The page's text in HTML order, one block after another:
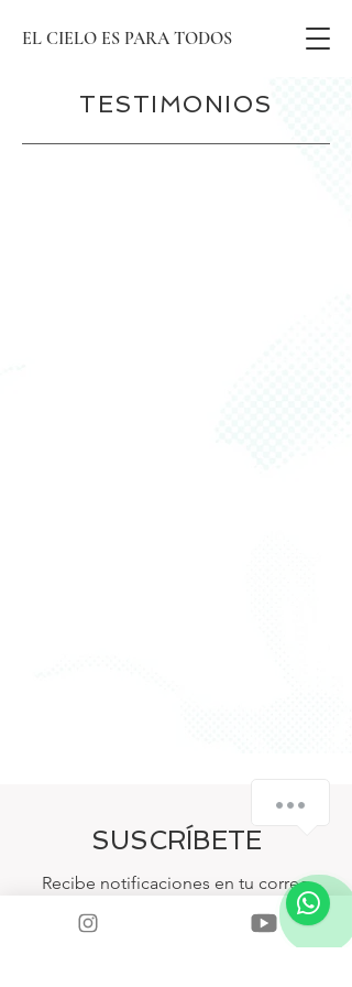
EL CIELO ES PARA TODOS
TESTIMONIOS
SUSCRÍBETE
Recibe notificaciones en tu correo
sobre nuevas publicaciones, noticias,